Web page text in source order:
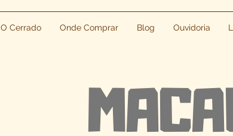
O Cerrado Onde Comprar Blog Ouvidoria